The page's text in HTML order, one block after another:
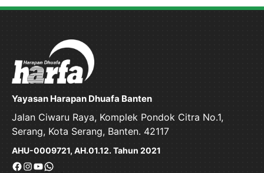
Yayasan Harapan Dhuafa Banten
Jalan Ciwaru Raya, Komplek Pondok Citra No.1,
Serang, Kota Serang, Banten. 42117
AHU-0009721, AH.01.12. Tahun 2021
Facebook
Instagram
YouTube
WhatsApp